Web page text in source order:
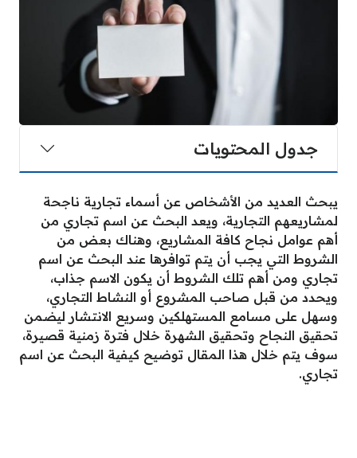
جدول المحتويات
يبحث العديد من الأشخاص عن أسماء تجارية ناجحة
لمشاريعهم التجارية، ويعد البحث عن اسم تجاري من
أهم عوامل نجاح كافة المشاريع، وهناك بعض من
الشروط التي يجب أن يتم توافرها عند البحث عن اسم
تجاري ومن أهم تلك الشروط أن يكون الاسم جذاب،
ويحدد من قبل صاحب المشروع أو النشاط التجاري،
وسهل على مسامع المستهلكين وسريع الانتشار ليضمن
تحقيق النجاح وتحقيق الشهرة خلال فترة زمنية قصيرة،
سوف يتم خلال هذا المقال توضيح كيفية البحث عن اسم
تجاري.